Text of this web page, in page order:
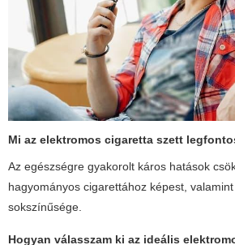
Mi az elektromos cigaretta szett
Az egészségre gyakorolt káros hatások
hagyományos cigarettához képest,
sokszínűsége.
Hogyan válasszam ki az ideális